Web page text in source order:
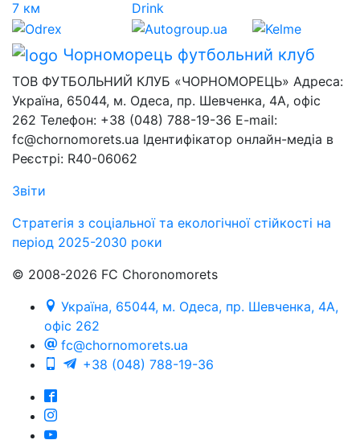
Чорноморець футбольний клуб
ТОВ ФУТБОЛЬНИЙ КЛУБ «ЧОРНОМОРЕЦЬ» Адреса:
Україна, 65044, м. Одеса, пр. Шевченка, 4А, офіс
262 Телефон: +38 (048) 788-19-36 E-mail:
fc@chornomorets.ua Ідентифікатор онлайн-медіа в
Реєстрі: R40-06062
Звіти
Стратегія з соціальної та екологічної стійкості на
період 2025-2030 роки
© 2008-2026 FC Choronomorets
Україна, 65044, м. Одеса, пр. Шевченка, 4А,
офіс 262
fc@chornomorets.ua
+38 (048) 788-19-36